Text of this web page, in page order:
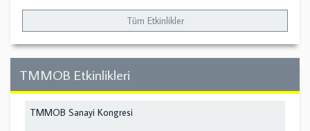
Tüm Etkinlikler
TMMOB Etkinlikleri
TMMOB Sanayi Kongresi